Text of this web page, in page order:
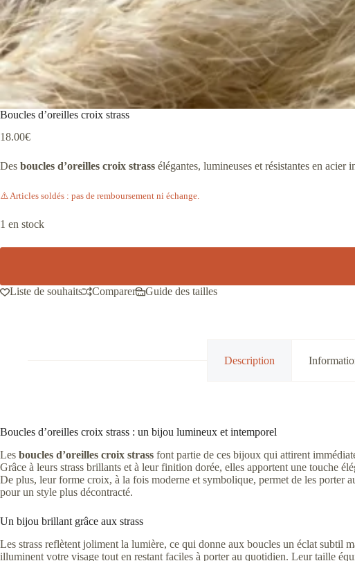
Boucles d’oreilles croix strass
18.00€
Des boucles d’oreilles croix strass élégantes, lumineuses et résistantes en
⚠️ Articles soldés : pas de remboursement ni échange.
1 en stock
Liste de souhaits Comparer Guide des tailles
Description
Boucles d’oreilles croix strass : un bijou lumineux et intemporel
Les boucles d’oreilles croix strass font partie de ces bijoux qui attirent
Grâce à leurs strass brillants et à leur finition dorée, elles apportent une touche
De plus, leur forme croix, à la fois moderne et symbolique, permet de les porter
pour un style plus décontracté.
Un bijou brillant grâce aux strass
Les strass reflètent joliment la lumière, ce qui donne aux boucles un éclat subtil
illuminent votre visage tout en restant faciles à porter au quotidien. Leur taille